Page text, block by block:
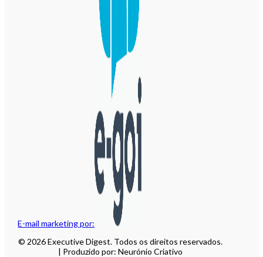
E-mail marketing por:
© 2026 Executive Digest. Todos os direitos reservados.
| Produzido por: Neurónio Criativo